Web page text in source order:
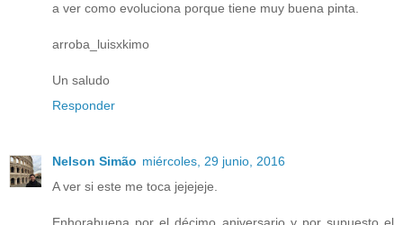
a ver como evoluciona porque tiene muy buena pinta.
arroba_luisxkimo
Un saludo
Responder
Nelson Simão miércoles, 29 junio, 2016
A ver si este me toca jejejeje.